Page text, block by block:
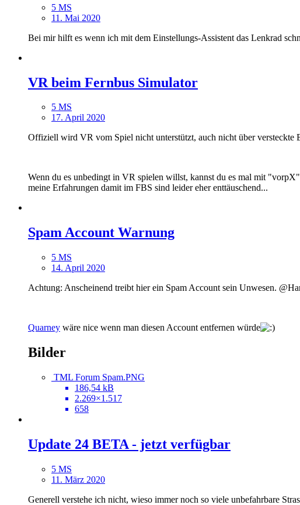
5 MS
11. Mai 2020
Bei mir hilft es wenn ich mit dem Einstellungs-Assistent das Lenkrad
VR beim Fernbus Simulator
5 MS
17. April 2020
Offiziell wird VR vom Spiel nicht unterstützt, auch nicht über versteckte
Wenn du es unbedingt in VR spielen willst, kannst du es mal mit
meine Erfahrungen damit im FBS sind leider eher enttäuschend...
Spam Account Warnung
5 MS
14. April 2020
Achtung: Anscheinend treibt hier ein Spam Account sein Unwesen.
Quarney wäre nice wenn man diesen Account entfernen würde
Bilder
TML Forum Spam.PNG
186,54 kB
2.269×1.517
658
Update 24 BETA - jetzt verfügbar
5 MS
11. März 2020
Generell verstehe ich nicht, wieso immer noch so viele unbefahrbare